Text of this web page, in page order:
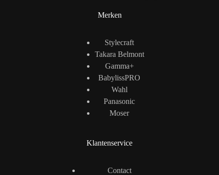
Merken
Stylecraft
Takara Belmont
Gamma+
BabylissPRO
Wahl
Panasonic
Moser
Klantenservice
Contact